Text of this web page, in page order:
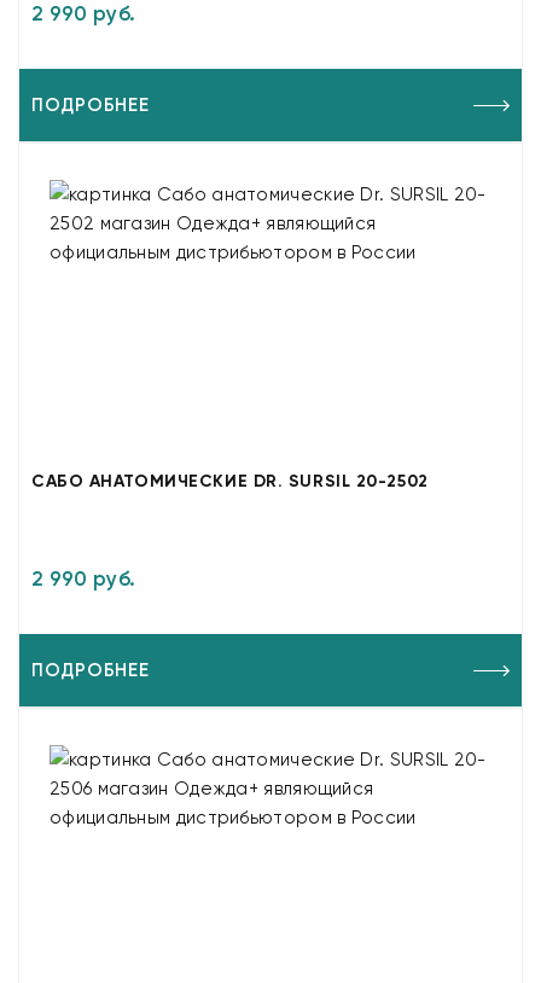
2 990 руб.
ПОДРОБНЕЕ
САБО АНАТОМИЧЕСКИЕ DR. SURSIL 20-2502
2 990 руб.
ПОДРОБНЕЕ